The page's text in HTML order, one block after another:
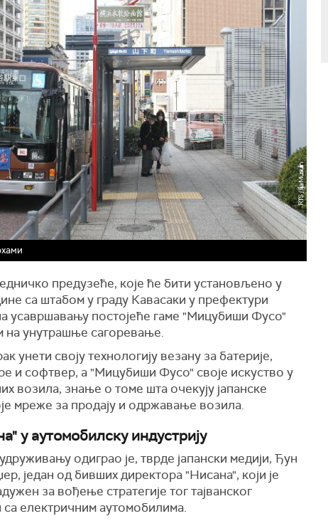
предузеће, које ће бити установљено у
са штабом у граду Кавасаки у префектури
усавршавању постојеће гаме "Мицубиши Фусо"
на унутрашње сагоревање.
унети своју технологију везану за батерије,
и софтвер, а "Мицубиши Фусо" своје искуство у
возила, знање о томе шта очекују јапанске
мреже за продају и одржавање возила.
у аутомобилску индустрију
одиграо је, тврде јапански медији, Ђун
један од бивших директора "Нисана", који је
за вођење стратегије тог тајванског
са електричним аутомобилима.